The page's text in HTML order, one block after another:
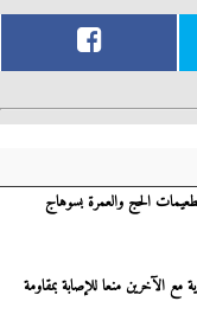
الحج والعمرة بسوهاج
مع الآخرين منعا للإصابة بمقاومة